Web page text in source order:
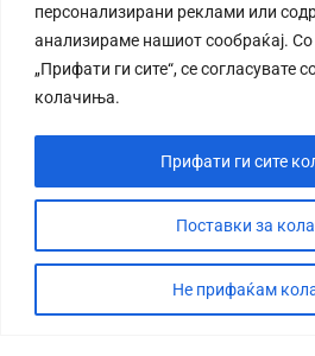
персонализирани реклами или
анализираме нашиот сообраќај.
„Прифати ги сите“, се согласувате
колачиња.
Поставки за
Не прифаќам
Прифати ги сите